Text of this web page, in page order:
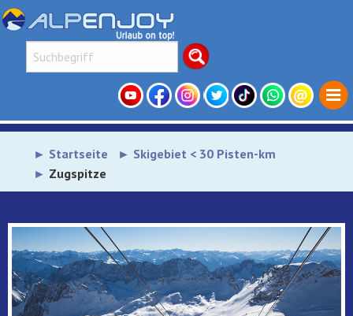
Startseite
Skigebiet < 30 Pisten-km
Zugspitze